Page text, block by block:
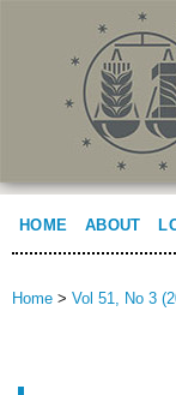
HOME ABOUT
Home > Vol 51, No 3